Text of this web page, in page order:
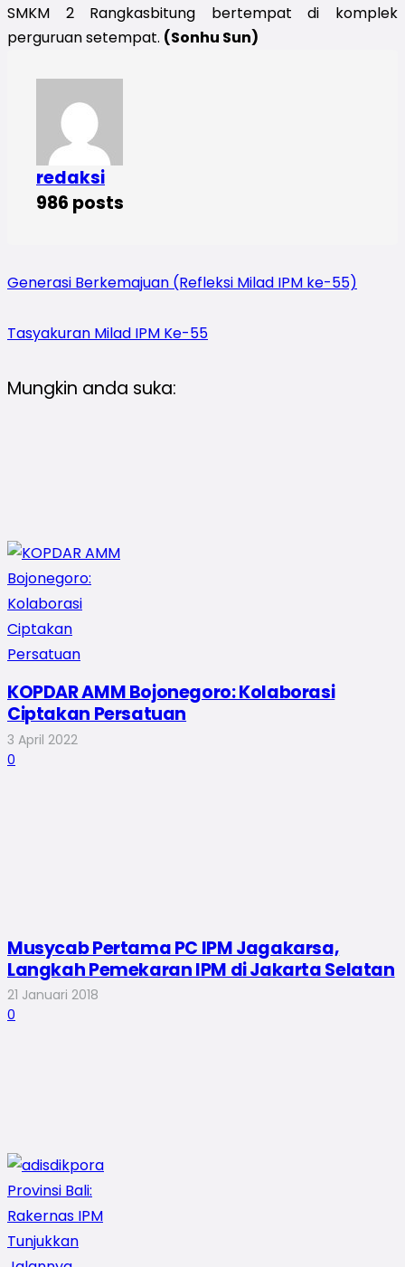
SMKM 2 Rangkasbitung bertempat di komplek
perguruan setempat. (Sonhu Sun)
redaksi
986 posts
Generasi Berkemajuan (Refleksi Milad IPM ke-55)
Tasyakuran Milad IPM Ke-55
Mungkin anda suka:
KOPDAR AMM Bojonegoro: Kolaborasi
Ciptakan Persatuan
3 April 2022
0
Musycab Pertama PC IPM Jagakarsa,
Langkah Pemekaran IPM di Jakarta Selatan
21 Januari 2018
0